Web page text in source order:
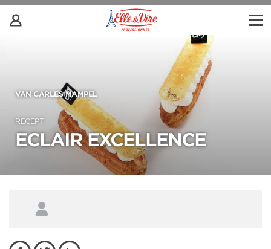
VAN CARLES MAMPEL
RECEPT
ECLAIR EXCELLENCE